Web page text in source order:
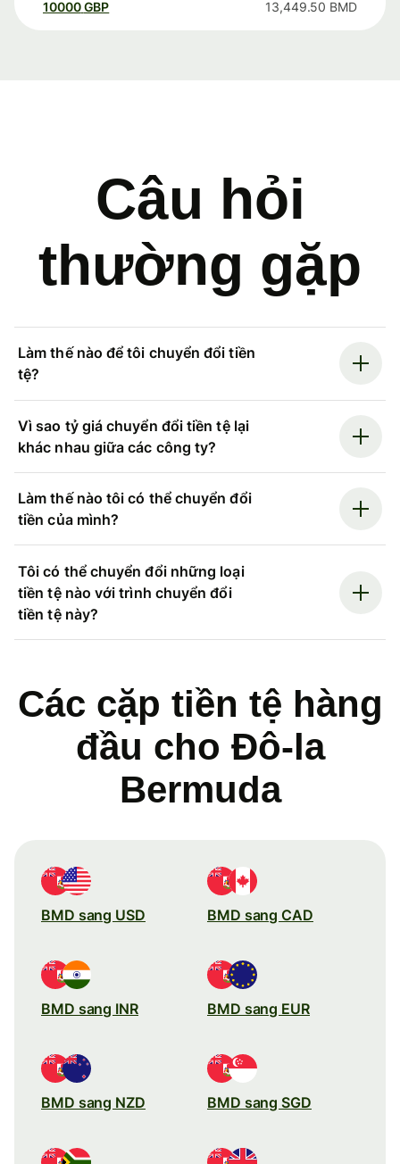
10000 GBP 13,449.50 BMD
Câu hỏi
thường gặp
Làm thế nào để tôi chuyển đổi tiền
tệ?
Vì sao tỷ giá chuyển đổi tiền tệ lại
khác nhau giữa các công ty?
Làm thế nào tôi có thể chuyển đổi
tiền của mình?
Tôi có thể chuyển đổi những loại
tiền tệ nào với trình chuyển đổi
tiền tệ này?
Các cặp tiền tệ hàng
đầu cho Đô-la
Bermuda
BMD sang USD BMD sang CAD
BMD sang INR BMD sang EUR
BMD sang NZD BMD sang SGD